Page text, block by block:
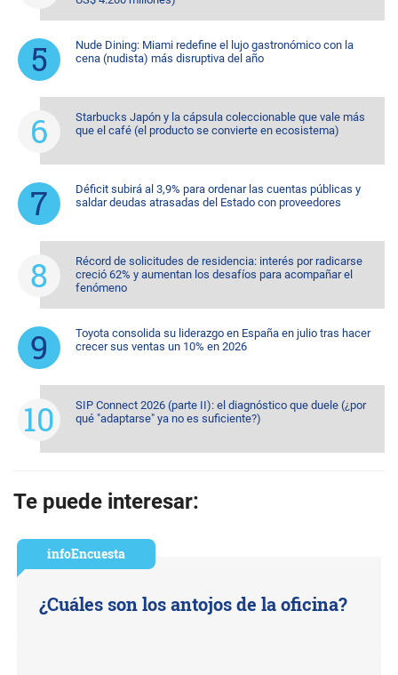
Nude Dining: Miami redefine el lujo gastronómico con la
cena (nudista) más disruptiva del año
Starbucks Japón y la cápsula coleccionable que vale más
que el café (el producto se convierte en ecosistema)
Déficit subirá al 3,9% para ordenar las cuentas públicas y
saldar deudas atrasadas del Estado con proveedores
Récord de solicitudes de residencia: interés por radicarse
creció 62% y aumentan los desafíos para acompañar el
fenómeno
Toyota consolida su liderazgo en España en julio tras hacer
crecer sus ventas un 10% en 2026
SIP Connect 2026 (parte II): el diagnóstico que duele (¿por
qué "adaptarse" ya no es suficiente?)
Te puede interesar:
infoEncuesta
¿Cuáles son los antojos de la oficina?